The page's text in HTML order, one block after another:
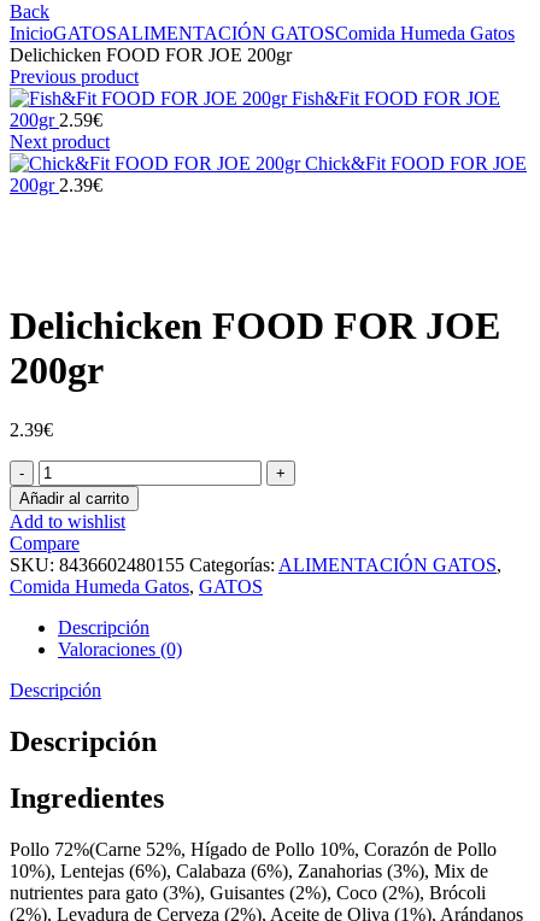
Back
InicioGATOSALIMENTACIÓN GATOSComida Humeda Gatos
Delichicken FOOD FOR JOE 200gr
Previous product
Fish&Fit FOOD FOR JOE
200gr 2.59€
Next product
Chick&Fit FOOD FOR JOE
200gr 2.39€
Delichicken FOOD FOR JOE
200gr
2.39€
Delichicken
FOOD
FOR
JOE
200gr
cantidad
Añadir al carrito
Add to wishlist
Compare
SKU: 8436602480155 Categorías: ALIMENTACIÓN GATOS,
Comida Humeda Gatos, GATOS
Descripción
Valoraciones (0)
Descripción
Descripción
Ingredientes
Pollo 72%(Carne 52%, Hígado de Pollo 10%, Corazón de Pollo
10%), Lentejas (6%), Calabaza (6%), Zanahorias (3%), Mix de
nutrientes para gato (3%), Guisantes (2%), Coco (2%), Brócoli
(2%), Levadura de Cerveza (2%), Aceite de Oliva (1%), Arándanos